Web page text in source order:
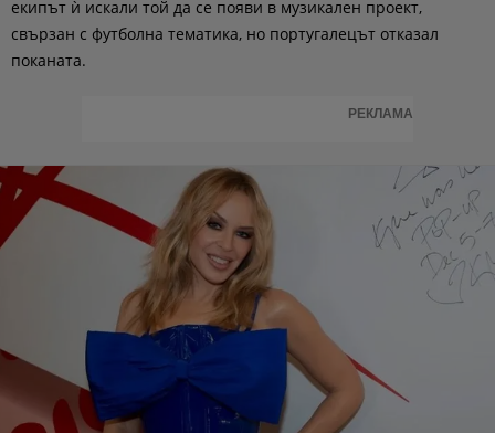
екипът ѝ искали той да се появи в музикален проект,
свързан с футболна тематика, но португалецът отказал
поканата.
РЕКЛАМА